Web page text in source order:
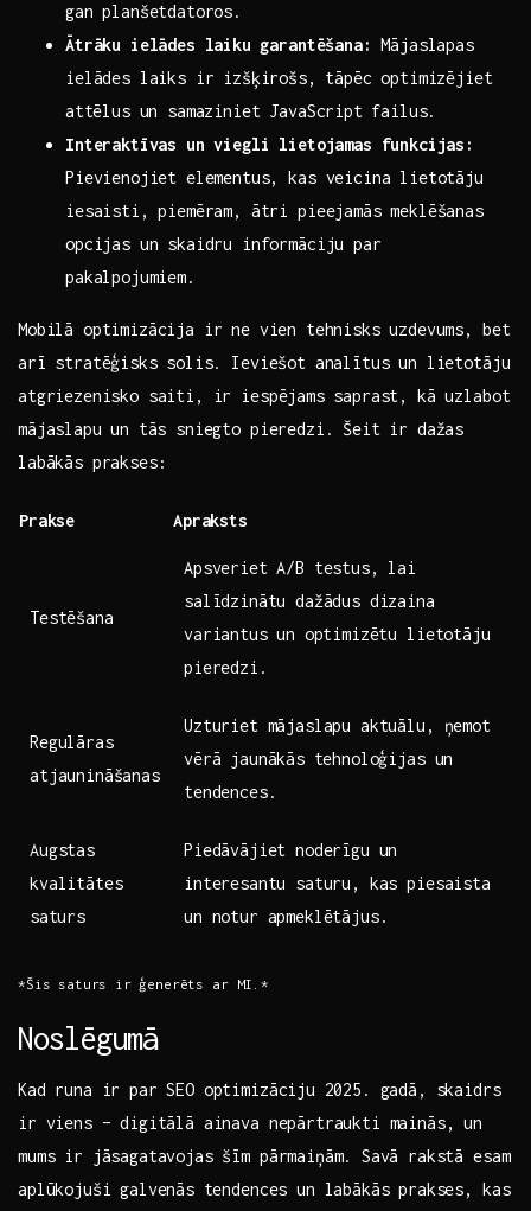
gan‍ planšetdatoros.
Ātrāku ielādes laiku ⁤garantēšana: Mājaslapas⁣
ielādes laiks ir izšķirošs,⁣ tāpēc optimizējiet
⁢attēlus ‌un samaziniet ‍JavaScript ⁤failus.
Interaktīvas un viegli lietojamas‍ funkcijas:
Pievienojiet elementus, kas veicina lietotāju
iesaisti, piemēram, ātri pieejamās ​meklēšanas
opcijas un skaidru ‌informāciju ⁣par
pakalpojumiem.
Mobilā optimizācija ir ⁣ne vien tehnisks uzdevums, bet
arī ‌stratēģisks⁣ solis. Ieviešot analītus un lietotāju
atgriezenisko saiti, ir iespējams ⁤saprast, kā uzlabot
mājaslapu⁤ un tās sniegto pieredzi. Šeit ir dažas
labākās ‍prakses:
Prakse Apraksts
Testēšana
Apsveriet A/B testus, lai
salīdzinātu dažādus ​dizaina
variantus ⁤un optimizētu ‍lietotāju
pieredzi.
Regulāras
atjaunināšanas
Uzturiet mājaslapu aktuālu,‍ ņemot
vērā jaunākās⁣ tehnoloģijas un
tendences.
Augstas
kvalitātes
⁢saturs
Piedāvājiet noderīgu ‌un
interesantu ‌saturu, kas piesaista​
un​ notur‍ apmeklētājus.
*Šis saturs⁣ ir ģenerēts ar MI.*
Noslēgumā
Kad runa ir par SEO optimizāciju⁤ 2025. gadā, skaidrs
ir viens – ‌digitālā ‍ainava nepārtraukti ​mainās, ⁣un
mums ir jāsagatavojas šīm pārmaiņām. ⁤Savā ​rakstā esam
aplūkojuši ‍galvenās⁤ tendences un labākās​ prakses, kas